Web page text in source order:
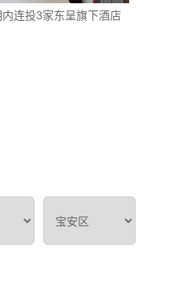
连投3家东呈旗下酒店